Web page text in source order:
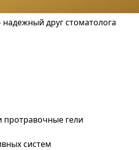
друг стоматолога
протравочные гели
систем